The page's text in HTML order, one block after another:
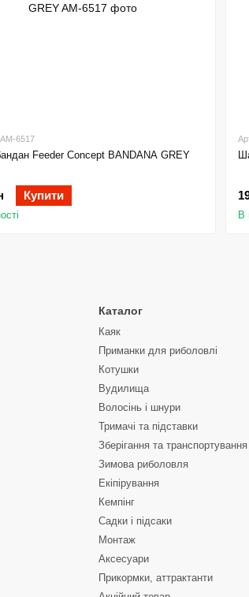
6517
Feeder Concept BANDANA GREY
Купити
В
Каталог
Каяк
Приманки для риболовлі
Котушки
Вудилища
Волосінь і шнури
Тримачі та підставки
Зберігання та транспортування
Зимова риболовля
Екіпірування
Кемпінг
Садки і підсаки
Монтаж
Аксесуари
Прикормки, аттрактанти